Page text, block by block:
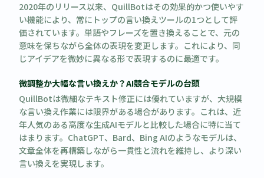
2020年のリリース以来、QuillBotはその効果的かつ使いやす
い機能により、常にトップの言い換えツールの1つとして評
価されています。単語やフレーズを置き換えることで、元の
意味を保ちながら全体の表現を変更します。これにより、同
じアイデアを微妙に異なる形で表現するのに最適です。
微調整か大幅な言い換えか？AI競合モデルの台頭
QuillBotは微細なテキスト修正には優れていますが、大規模
な言い換え作業には限界がある場合があります。これは、近
年人気のある高度な生成AIモデルと比較した場合に特に当て
はまります。ChatGPT、Bard、Bing AIのようなモデルは、
文章全体を再構築しながら一貫性と流れを維持し、より深い
言い換えを実現します。